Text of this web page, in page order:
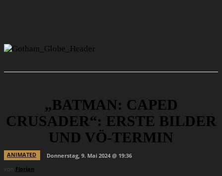
„BATMAN: CAPED
CRUSADER“: ERSTE BILDER
UND VÖ-TERMIN
ANIMATED
Donnerstag, 9. Mai 2024 @ 19:36
von Florian